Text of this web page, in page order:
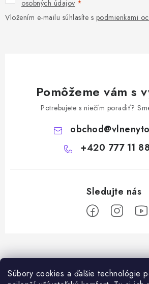
Súbory cookies a ďalšie technológie
osobných údajov
Vložením e-mailu súhlasíte s podmienkami
Pomôžeme vám s
Potrebujete s niečím poradiť?
obchod@
+420 777 11
á